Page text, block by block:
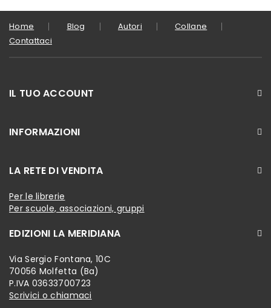
Home Blog Autori
Collane
Contattaci
IL TUO ACCOUNT
INFORMAZIONI
LA RETE DI VENDITA
Per le librerie
Per scuole, associazioni, gruppi
EDIZIONI LA MERIDIANA
Via Sergio Fontana, 10C
70056 Molfetta (Ba)
P.IVA 03633700723
Scrivici o chiamaci